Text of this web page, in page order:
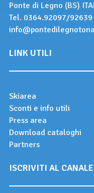
Ponte di Legno (BS)
Tel. 0364.92097/92639
LINK UTILI
Skiarea
Sconti e info utili
Press area
Download cataloghi
Partners
ISCRIVITI AL